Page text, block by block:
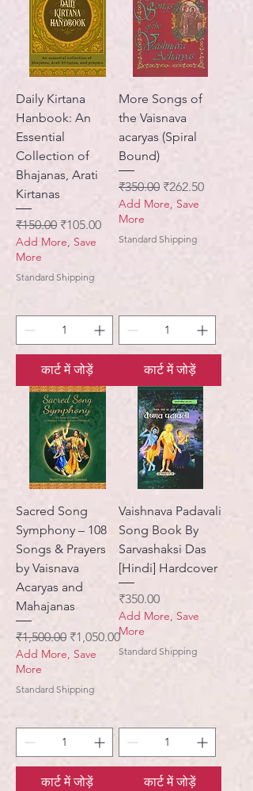
Daily Kirtana
Hanbook: An
Essential
Collection of
Bhajanas, Arati
Kirtanas
नियमित मूल्य
₹150.00 बिक्री मूल्य
₹105.00
Add More, Save
More
Standard Shipping
कार्ट में जोड़ें
More Songs of
the Vaisnava
acaryas (Spiral
Bound)
नियमित मूल्य
₹350.00 बिक्री मूल्य
₹262.50
Add More, Save
More
Standard Shipping
कार्ट में जोड़ें
Sacred Song
Symphony – 108
Songs & Prayers
by Vaisnava
Acaryas and
Mahajanas
नियमित मूल्य
₹1,500.00 बिक्री मूल्य
₹1,050.00
Add More, Save
More
Standard Shipping
कार्ट में जोड़ें
Vaishnava Padavali
Song Book By
Sarvashaksi Das
[Hindi] Hardcover
मूल्य
₹350.00
Add More, Save
More
Standard Shipping
कार्ट में जोड़ें